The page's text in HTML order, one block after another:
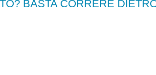
BASTA CORRERE